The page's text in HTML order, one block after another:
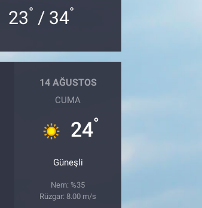
23° / 34°
14 AĞUSTOS
CUMA
24°
Güneşli
Nem: %35
Rüzgar: 8.00 m/s